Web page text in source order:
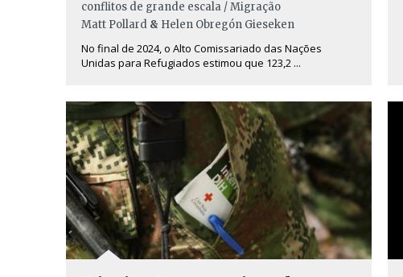
conflitos de grande escala / Migração
Matt Pollard & Helen Obregón Gieseken
No final de 2024, o Alto Comissariado das Nações
Unidas para Refugiados estimou que 123,2 ...